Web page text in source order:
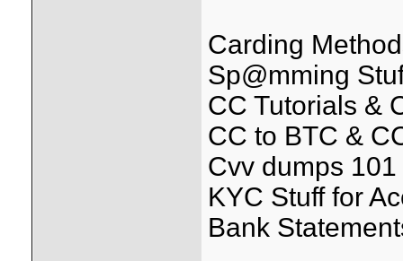
Carding
Sp@mming
CC Tutorials &
CC to BTC &
Cvv dumps
KYC Stuff for
Bank